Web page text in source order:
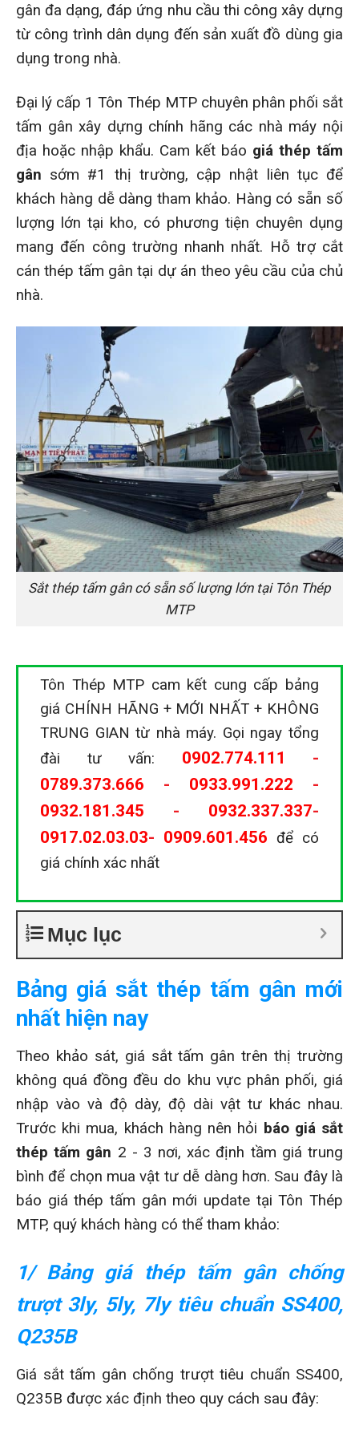
gân đa dạng, đáp ứng nhu cầu thi công xây dựng
từ công trình dân dụng đến sản xuất đồ dùng gia
dụng trong nhà.
Đại lý cấp 1 Tôn Thép MTP chuyên phân phối sắt
tấm gân xây dựng chính hãng các nhà máy nội
địa hoặc nhập khẩu. Cam kết báo giá thép tấm
gân sớm #1 thị trường, cập nhật liên tục để
khách hàng dễ dàng tham khảo. Hàng có sẵn số
lượng lớn tại kho, có phương tiện chuyên dụng
mang đến công trường nhanh nhất. Hỗ trợ cắt
cán thép tấm gân tại dự án theo yêu cầu của chủ
nhà.
Sắt thép tấm gân có sẵn số lượng lớn tại Tôn Thép
MTP
Tôn Thép MTP cam kết cung cấp bảng
giá CHÍNH HÃNG + MỚI NHẤT + KHÔNG
TRUNG GIAN từ nhà máy. Gọi ngay tổng
đài tư vấn: 0902.774.111
-
0789.373.666 - 0933.991.222 -
0932.181.345 - 0932.337.337-
0917.02.03.03- 0909.601.456 để có
giá chính xác nhất
Mục lục
Bảng giá sắt thép tấm gân mới
nhất hiện nay
Theo khảo sát, giá sắt tấm gân trên thị trường
không quá đồng đều do khu vực phân phối, giá
nhập vào và độ dày, độ dài vật tư khác nhau.
Trước khi mua, khách hàng nên hỏi báo giá sắt
thép tấm gân 2 - 3 nơi, xác định tầm giá trung
bình để chọn mua vật tư dễ dàng hơn. Sau đây là
báo giá thép tấm gân mới update tại Tôn Thép
MTP, quý khách hàng có thể tham khảo:
1/ Bảng giá thép tấm gân chống
trượt 3ly, 5ly, 7ly tiêu chuẩn SS400,
Q235B
Giá sắt tấm gân chống trượt tiêu chuẩn SS400,
Q235B được xác định theo quy cách sau đây: